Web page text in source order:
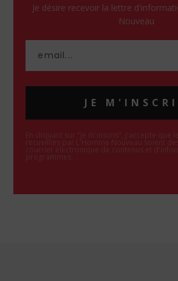
Je désire recevoir la lettre
Nouveau
JE
En cliquant sur "Je m'inscris", j'accepte que
recueillies par L'Homme Nouveau soient
courrier électronique de contenus et
programmes.